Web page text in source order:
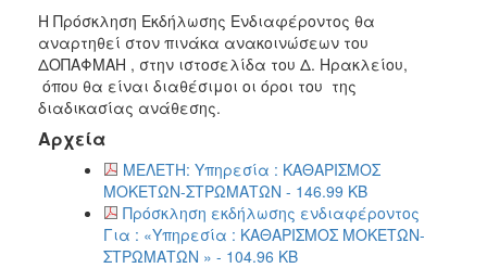
Η Πρόσκληση Εκδήλωσης Ενδιαφέροντος θα
αναρτηθεί στον πινάκα ανακοινώσεων του
ΔΟΠΑΦΜΑΗ , στην ιστοσελίδα του Δ. Ηρακλείου,
όπου θα είναι διαθέσιμοι οι όροι του της
διαδικασίας ανάθεσης.
Αρχεία
ΜΕΛΕΤΗ: Υπηρεσία : ΚΑΘΑΡΙΣΜΟΣ
ΜΟΚΕΤΩΝ-ΣΤΡΩΜΑΤΩΝ - 146.99 KB
Πρόσκληση εκδήλωσης ενδιαφέροντος
Για : «Υπηρεσία : ΚΑΘΑΡΙΣΜΟΣ ΜΟΚΕΤΩΝ-
ΣΤΡΩΜΑΤΩΝ » - 104.96 KB